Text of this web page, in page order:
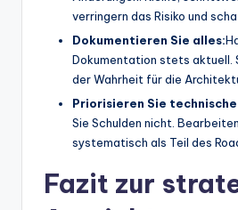
verringern das Risiko und
Dokumentieren Sie alles:
Dokumentation stets aktuell.
der Wahrheit für die
Priorisieren Sie technische
Sie Schulden nicht.
systematisch als Teil des
Fazit zur